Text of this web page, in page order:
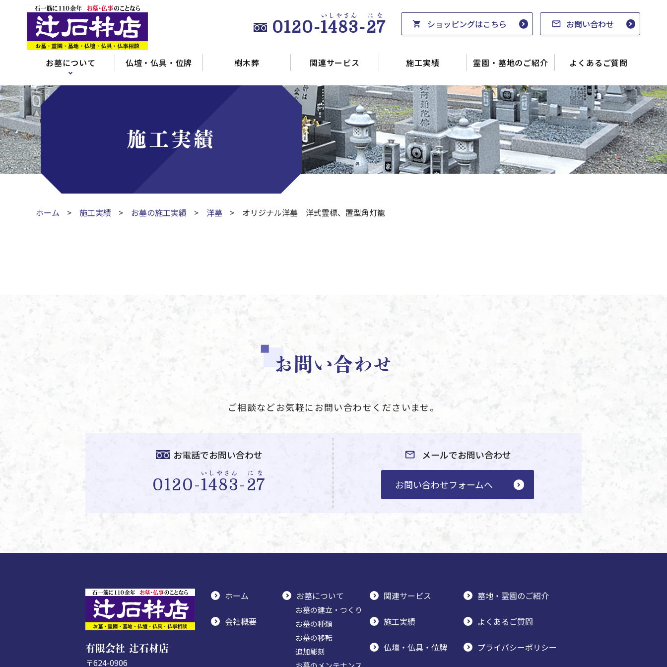
0120-1483
いしやさん
-27
にな
ショッピングはこちら お問い合わせ
お墓について 仏壇・仏具・位牌 樹木葬 関連サービス 施工実績 霊園・墓地のご紹介 よくあるご質問
施工実績
ホーム 施工実績 お墓の施工実績 洋墓 オリジナル洋墓 洋式霊標、置型角灯籠
お問い合わせ
ご相談などお気軽にお問い合わせくださいませ。
お電話でお問い合わせ
0120-1483
いしやさん
-27
にな
メールでお問い合わせ
お問い合わせフォームへ
有限会社 辻石材店
〒624-0906
ホーム
会社概要
お墓について
お墓の建立・つくり
お墓の種類
お墓の移転
追加彫刻
関連サービス
施工実績
仏壇・仏具・位牌
墓地・霊園のご紹介
よくあるご質問
プライバシーポリシー